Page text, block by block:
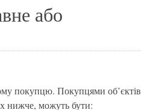
або
покупцю. Покупцями об’єктів
нижче, можуть бути: